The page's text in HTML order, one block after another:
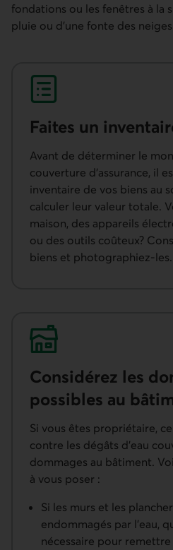
fondations ou les fenêtres à la
pluie ou d’une fonte des
Faites un
Avant de déterminer le
couverture d’assurance, il
inventaire de vos biens au
calculer leur valeur totale.
maison, des appareils
ou des outils coûteux?
biens et photographiez-les.
Considérez les
possibles au
Si vous êtes propriétaire,
contre les dégâts d’eau
dommages au bâtiment.
à vous poser :
Si les murs et les
endommagés par l'eau,
nécessaire pour